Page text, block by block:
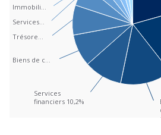
Services
financiers 10,2%
Services
financiers 10,2%
Biens de c…
Biens de c…
Trésore…
Trésore…
Services…
Services…
Immobili…
Immobili…